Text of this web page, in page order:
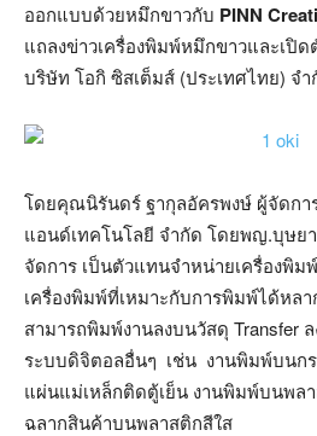
ออกแบบด้วยหมึกขาวกับ PINN
แถลงข่าวเครื่องพิมพ์หมึกขาวและเปิ
บริษัท โอกิ ซิสเต็มส์ (ประเทศไทย) จำ
โดยคุณนิรันดร์ ฐากุลอัครพงษ์ ผู้จัดกา
แอนด์เทคโนโลยี จำกัด โดยพญ.บุษย
จัดการ เป็นตัวแทนจำหน่ายเครื่องพิ
เครื่องพิมพ์ที่เหมาะกับการพิมพ์ได้หล
สามารถพิมพ์งานลงบนวัสดุ Transfer
ระบบดิจิตอลอื่นๆ เช่น งานพิมพ์บนก
แผ่นแม่เหล็กติดตู้เย็น งานพิมพ์บนพ
ฉลากสินค้าบนพลาสติกสีใส